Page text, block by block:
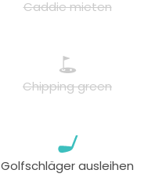
Caddie mieten
Chipping green
Golfschläger ausleihen